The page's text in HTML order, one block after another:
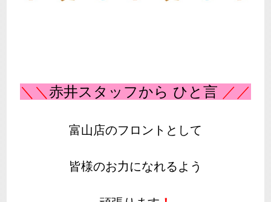
＼ ＼ 赤井スタッフから ひと言 ／／
富山店のフロントとして
皆様のお力になれるよう